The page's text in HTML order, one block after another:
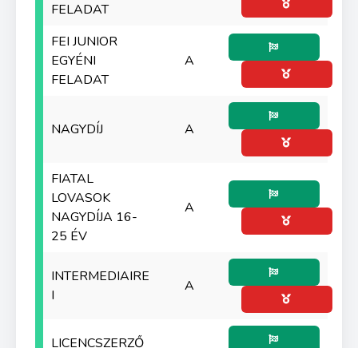
FELADAT
FEI JUNIOR
EGYÉNI
FELADAT
A
NAGYDÍJ A
FIATAL
LOVASOK
NAGYDÍJA 16-
25 ÉV
A
INTERMEDIAIRE
I
A
LICENCSZERZŐ